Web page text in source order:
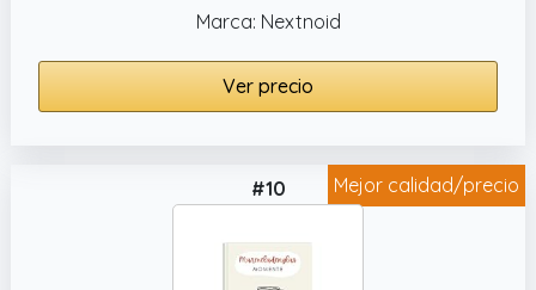
Marca: Nextnoid
Ver precio
Mejor calidad/precio
#10